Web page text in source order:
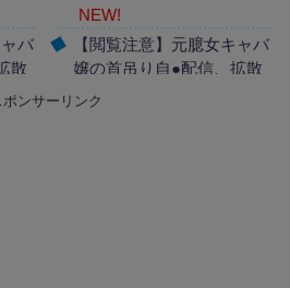
バ
散
ｗ
NEW!
【閲覧注意】元臆女キャバ
嬢の首吊り自●配信、拡散
されまくって終わるｗｗｗ
ポンサーリンク